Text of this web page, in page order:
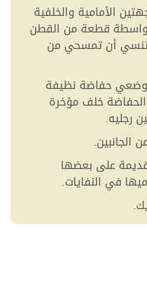
الأمامية والخلفية
قطعة من القطن
تنسي أن تمسحي من
وضعي حفاضة نظيفة
خلف مؤخرة
رجليه.
الجانبين.
على بعضها
في النفايات.